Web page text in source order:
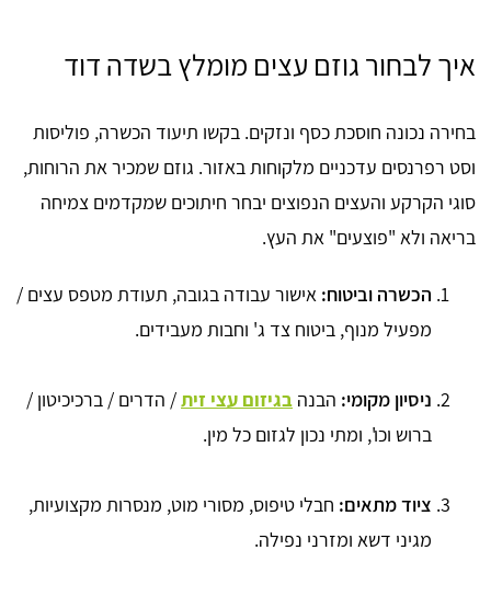
איך לבחור גוזם עצים מומלץ בשדה דוד
בחירה נכונה חוסכת כסף ונזקים. בקשו תיעוד הכשרה, פוליסות
וסט רפרנסים עדכניים מלקוחות באזור. גוזם שמכיר את הרוחות,
סוגי הקרקע והעצים הנפוצים יבחר חיתוכים שמקדמים צמיחה
בריאה ולא "פוצעים" את העץ.
הכשרה וביטוח: אישור עבודה בגובה, תעודת מטפס עצים /
מפעיל מנוף, ביטוח צד ג' וחבות מעבידים.
ניסיון מקומי: הבנה בגיזום עצי זית/ הדרים / ברכיכיטון /
ברוש וכו', ומתי נכון לגזום כל מין.
ציוד מתאים: חבלי טיפוס, מסורי מוט, מנסרות מקצועיות,
מגיני דשא ומזרני נפילה.